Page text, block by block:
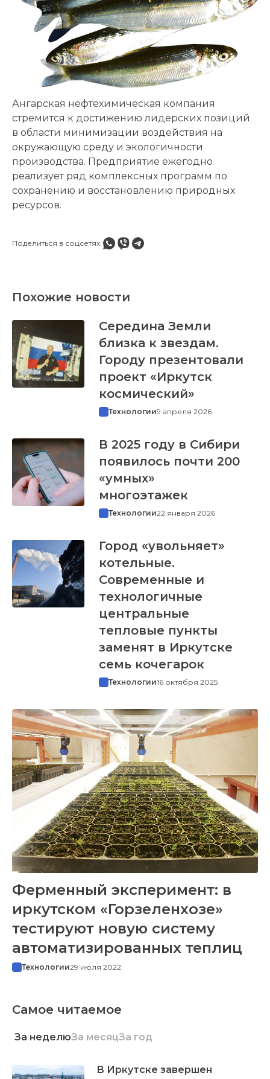
Ангарская нефтехимическая компания
стремится к достижению лидерских позиций
в области минимизации воздействия на
окружающую среду и экологичности
производства. Предприятие ежегодно
реализует ряд комплексных программ по
сохранению и восстановлению природных
ресурсов.
Поделиться в соцсетях:
Похожие новости
Середина Земли
близка к звездам.
Городу презентовали
проект «Иркутск
космический»
Технологии9 апреля 2026
В 2025 году в Сибири
появилось почти 200
«умных»
многоэтажек
Технологии22 января 2026
Город «увольняет»
котельные.
Современные и
технологичные
центральные
тепловые пункты
заменят в Иркутске
семь кочегарок
Технологии16 октября 2025
Ферменный эксперимент: в
иркутском «Горзеленхозе»
тестируют новую систему
автоматизированных теплиц
Технологии29 июля 2022
Самое читаемое
За неделюЗа месяцЗа год
В Иркутске завершен